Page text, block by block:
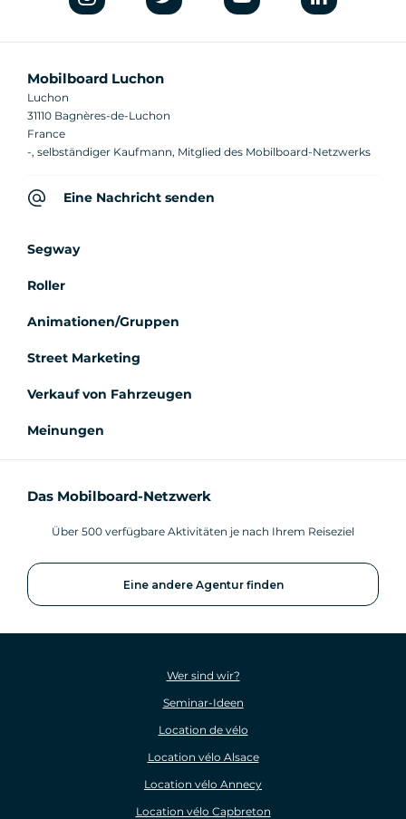
Mobilboard Luchon
Luchon
31110 Bagnères-de-Luchon
France
-, selbständiger Kaufmann, Mitglied des Mobilboard-Netzwerks
Eine Nachricht senden
Segway
Roller
Animationen/Gruppen
Street Marketing
Verkauf von Fahrzeugen
Meinungen
Das Mobilboard-Netzwerk
Über 500 verfügbare Aktivitäten je nach Ihrem Reiseziel
Eine andere Agentur finden
Wer sind wir?
Seminar-Ideen
Location de vélo
Location vélo Alsace
Location vélo Annecy
Location vélo Capbreton